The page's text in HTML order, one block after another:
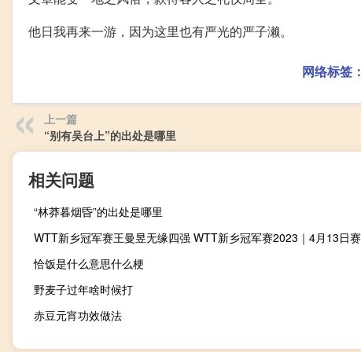
他日我再来一游，因为这里也有严光的严子濑。
网络标签：
上一篇
“别有吴台上”的出处是哪里
相关问题
“林莽暮烟昏”的出处是哪里
恰饭是什么意思什么梗
野麦子过年啥时候打
赤豆元宵功效做法